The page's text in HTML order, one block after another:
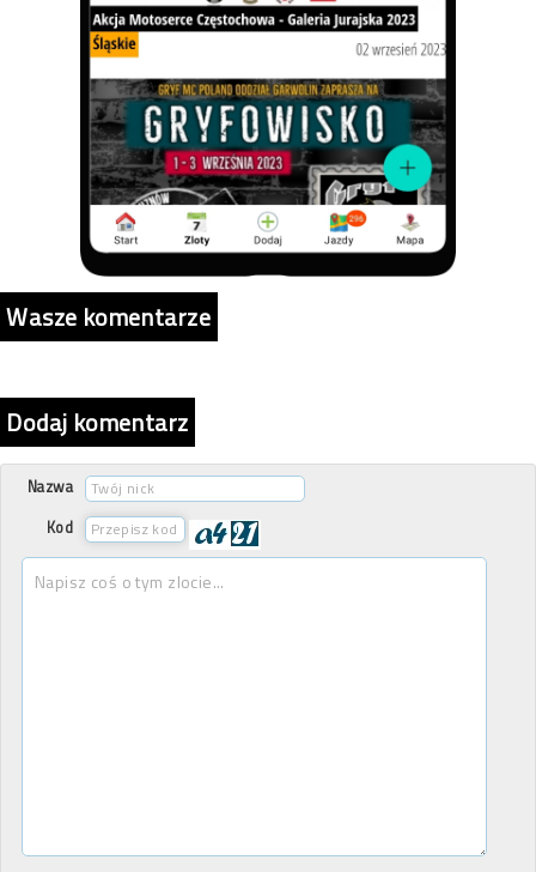
Wasze komentarze
Dodaj komentarz
Nazwa
Kod